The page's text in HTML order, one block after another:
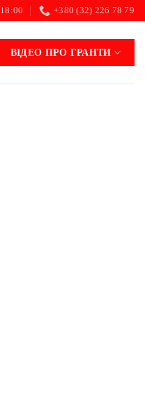
+380 (32) 226 78 79
ВІДЕО ПРО ГРАНТИ